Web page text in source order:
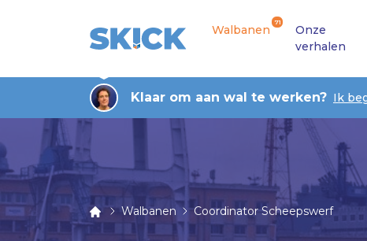
Walbanen
71
Onze
verhalen
Klaar om aan wal te werken? Ik
Walbanen Coordinator Scheepswerf